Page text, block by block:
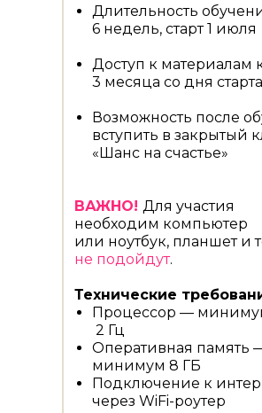
и муж так счастливы!
Длительность
6 недель, старт 1 июля
Доступ к материалам
3 месяца со дня старта
Возможность после
вступить в закрытый
«Шанс на счастье»
ВАЖНО! Для участия
необходим компьютер
или ноутбук, планшет и
не подойдут.
Технические
Процессор —
2 Гц
Оперативная память
минимум 8 ГБ
Подключение к
через WiFi-роутер